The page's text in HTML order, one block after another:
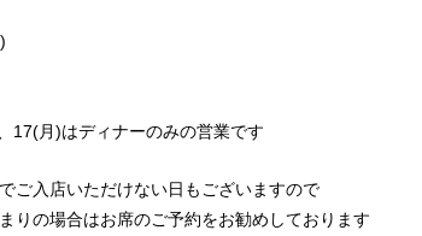
17(月)はディナーのみの営業です
ご入店いただけない日もございますので
りの場合はお席のご予約をお勧めしております